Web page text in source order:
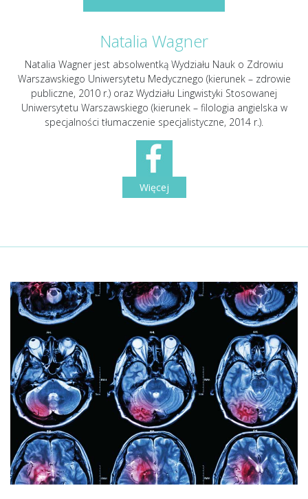
Natalia Wagner
Natalia Wagner jest absolwentką Wydziału Nauk o Zdrowiu
Warszawskiego Uniwersytetu Medycznego (kierunek – zdrowie
publiczne, 2010 r.) oraz Wydziału Lingwistyki Stosowanej
Uniwersytetu Warszawskiego (kierunek – filologia angielska w
specjalności tłumaczenie specjalistyczne, 2014 r.).
Więcej